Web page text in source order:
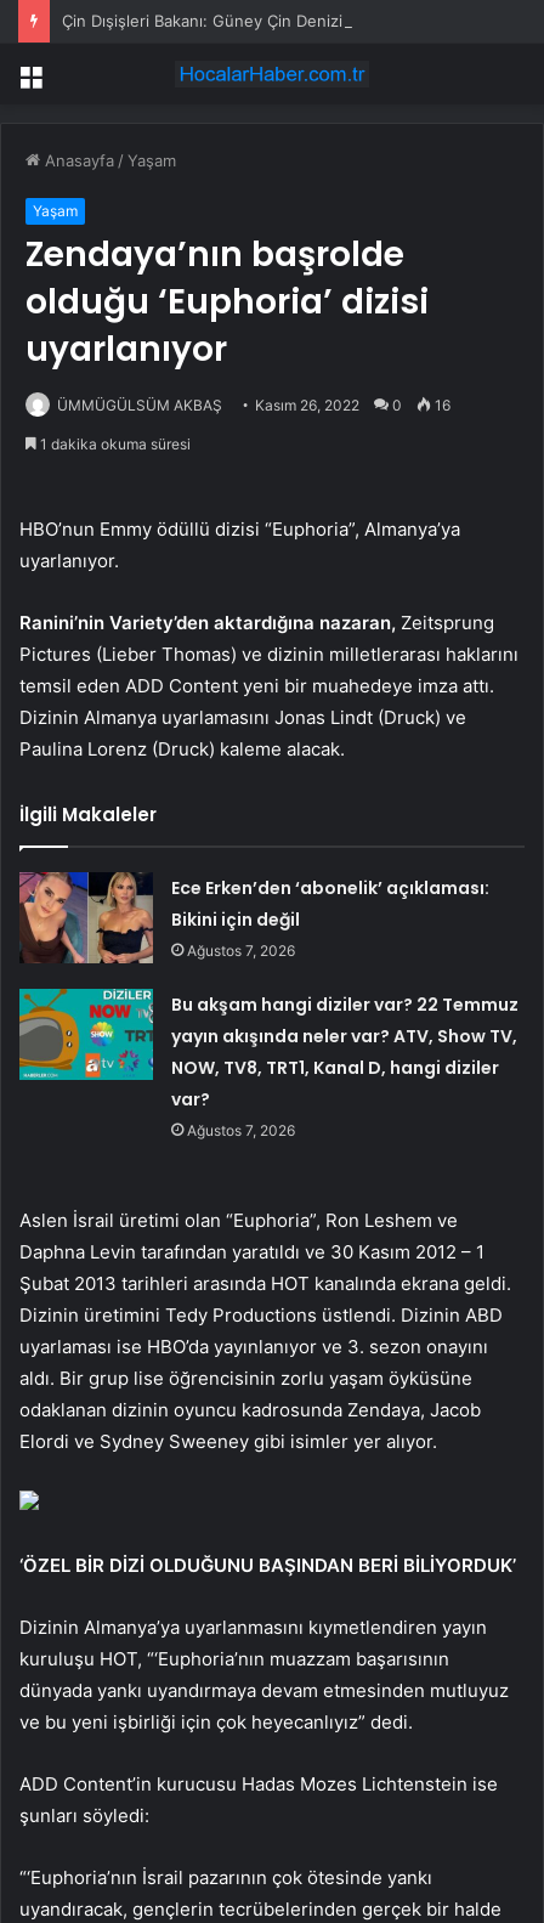
Menü
Anasayfa /Yaşam
Yaşam
Zendaya’nın başrolde
olduğu ‘Euphoria’ dizisi
uyarlanıyor
ÜMMÜGÜLSÜM AKBAŞ Kasım 26, 2022 0 16
1 dakika okuma süresi
HBO’nun Emmy ödüllü dizisi “Euphoria”, Almanya’ya
uyarlanıyor.
Ranini’nin Variety’den aktardığına nazaran, Zeitsprung
Pictures (Lieber Thomas) ve dizinin milletlerarası haklarını
temsil eden ADD Content yeni bir muahedeye imza attı.
Dizinin Almanya uyarlamasını Jonas Lindt (Druck) ve
Paulina Lorenz (Druck) kaleme alacak.
İlgili Makaleler
Ece Erken’den ‘abonelik’ açıklaması:
Bikini için değil
Ağustos 7, 2026
Bu akşam hangi diziler var? 22 Temmuz
yayın akışında neler var? ATV, Show TV,
NOW, TV8, TRT1, Kanal D, hangi diziler
var?
Ağustos 7, 2026
Aslen İsrail üretimi olan “Euphoria”, Ron Leshem ve
Daphna Levin tarafından yaratıldı ve 30 Kasım 2012 – 1
Şubat 2013 tarihleri ​​arasında HOT kanalında ekrana geldi.
Dizinin üretimini Tedy Productions üstlendi. Dizinin ABD
uyarlaması ise HBO’da yayınlanıyor ve 3. sezon onayını
aldı. Bir grup lise öğrencisinin zorlu yaşam öyküsüne
odaklanan dizinin oyuncu kadrosunda Zendaya, Jacob
Elordi ve Sydney Sweeney gibi isimler yer alıyor.
‘ÖZEL BİR DİZİ OLDUĞUNU BAŞINDAN BERİ BİLİYORDUK’
Dizinin Almanya’ya uyarlanmasını kıymetlendiren yayın
kuruluşu HOT, “‘Euphoria’nın muazzam başarısının
dünyada yankı uyandırmaya devam etmesinden mutluyuz
ve bu yeni işbirliği için çok heyecanlıyız” dedi.
ADD Content’in kurucusu Hadas Mozes Lichtenstein ise
şunları söyledi:
“‘Euphoria’nın İsrail pazarının çok ötesinde yankı
uyandıracak, gençlerin tecrübelerinden gerçek bir halde